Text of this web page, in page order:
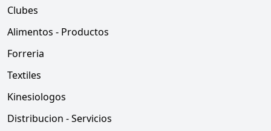
Clubes
Alimentos - Productos
Forreria
Textiles
Kinesiologos
Distribucion - Servicios